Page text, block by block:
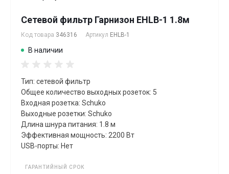
Сетевой фильтр Гарнизон EHLB-1 1.8м
Код товара 346316 Артикул EHLB-1
В наличии
Тип: сетевой фильтр
Общее количество выходных розеток: 5
Входная розетка: Schuko
Выходные розетки: Schuko
Длина шнура питания: 1.8 м
Эффективная мощность: 2200 Вт
USB-порты: Нет
ГАРАНТИЙНЫЙ СРОК